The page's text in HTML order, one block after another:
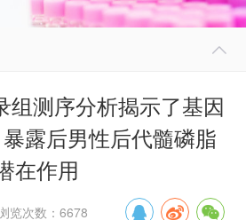

组测序分析揭示了基因
露后男性后代髓磷脂
在作用
览次数：6678